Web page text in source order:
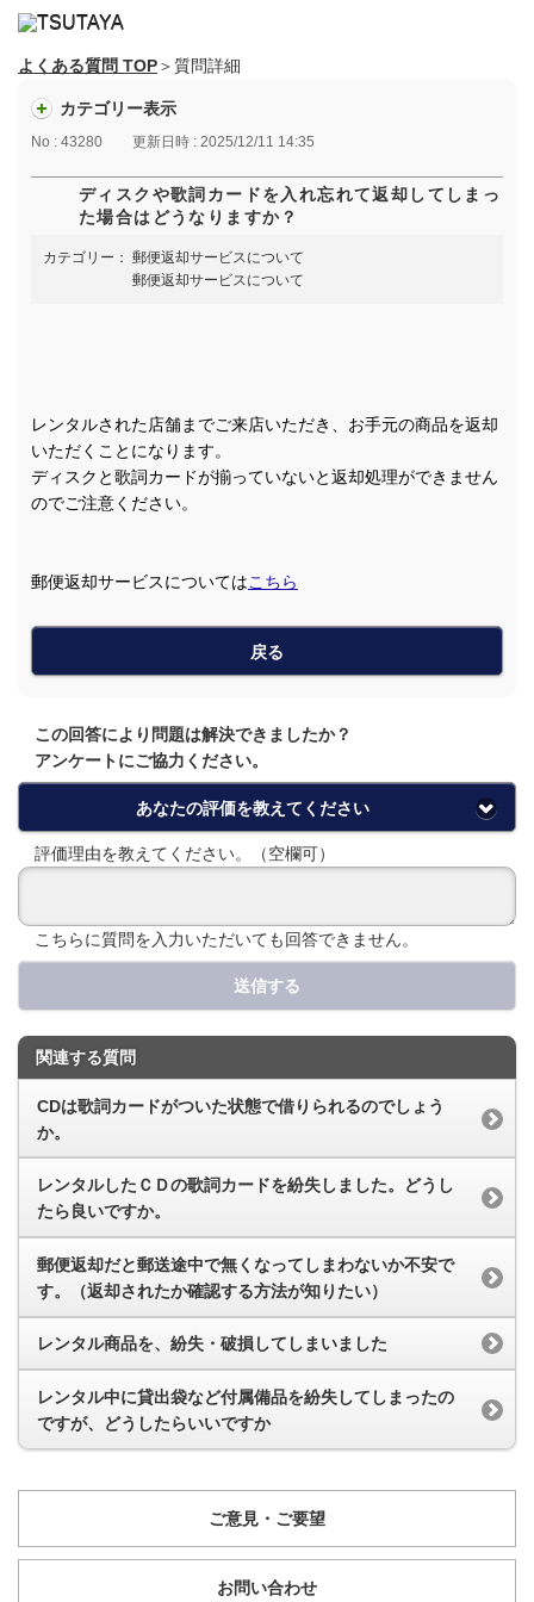
よくある質問 TOP＞質問詳細
カテゴリー表示
No : 43280 更新日時 : 2025/12/11 14:35
ディスクや歌詞カードを入れ忘れて返却してしまっ
た場合はどうなりますか？
カテゴリー： 郵便返却サービスについて
郵便返却サービスについて
レンタルされた店舗までご来店いただき、お手元の商品を返却
いただくことになります。
ディスクと歌詞カードが揃っていないと返却処理ができません
のでご注意ください。
郵便返却サービスについてはこちら
戻る
この回答により問題は解決できましたか？
アンケートにご協力ください。
あなたの評価を教えてください
評価理由を教えてください。（空欄可）
こちらに質問を入力いただいても回答できません。
送信する
関連する質問
CDは歌詞カードがついた状態で借りられるのでしょう
か。
レンタルしたＣＤの歌詞カードを紛失しました。どうし
たら良いですか。
郵便返却だと郵送途中で無くなってしまわないか不安で
す。（返却されたか確認する方法が知りたい）
レンタル商品を、紛失・破損してしまいました
レンタル中に貸出袋など付属備品を紛失してしまったの
ですが、どうしたらいいですか
ご意見・ご要望
お問い合わせ